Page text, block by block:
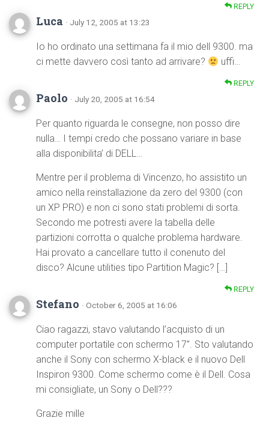
REPLY
Luca · July 12, 2005 at 13:23
Io ho ordinato una settimana fa il mio dell 9300. ma
ci mette davvero così tanto ad arrivare?
uffi…
REPLY
Paolo · July 20, 2005 at 16:54
Per quanto riguarda le consegne, non posso dire
nulla… I tempi credo che possano variare in base
alla disponibilita’ di DELL…
Mentre per il problema di Vincenzo, ho assistito un
amico nella reinstallazione da zero del 9300 (con
un XP PRO) e non ci sono stati problemi di sorta.
Secondo me potresti avere la tabella delle
partizioni corrotta o qualche problema hardware.
Hai provato a cancellare tutto il conenuto del
disco? Alcune utilities tipo Partition Magic? […]
REPLY
Stefano · October 6, 2005 at 16:06
Ciao ragazzi, stavo valutando l’acquisto di un
computer portatile con schermo 17”. Sto valutando
anche il Sony con schermo X-black e il nuovo Dell
Inspiron 9300. Come schermo come è il Dell. Cosa
mi consigliate, un Sony o Dell???
Grazie mille